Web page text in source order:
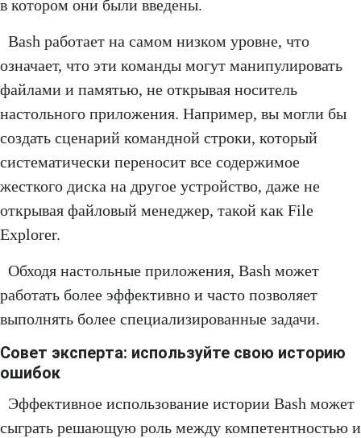
в котором они были введены.
Bash работает на самом низком уровне, что
означает, что эти команды могут манипулировать
файлами и памятью, не открывая носитель
настольного приложения. Например, вы могли бы
создать сценарий командной строки, который
систематически переносит все содержимое
жесткого диска на другое устройство, даже не
открывая файловый менеджер, такой как File
Explorer.
Обходя настольные приложения, Bash может
работать более эффективно и часто позволяет
выполнять более специализированные задачи.
Совет эксперта: используйте свою историю
ошибок
Эффективное использование истории Bash может
сыграть решающую роль между компетентностью и